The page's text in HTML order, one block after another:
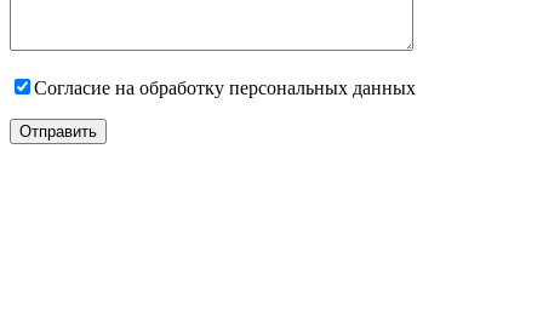
Согласие на обработку персональных данных